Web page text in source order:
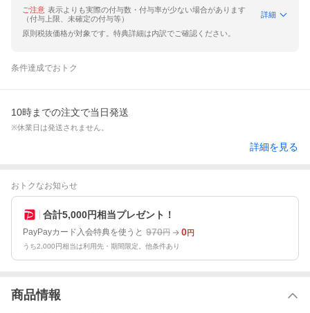
ご注意 表示よりも実際の付与数・付与率が少ない場合があります
（付与上限、未確定の付与等）
詳細
原則税抜価格が対象です。特典詳細は内訳でご確認ください。
条件達成でおトク
10時までの注文で当日発送
※休業日は発送されません。
詳細を見る
おトクなお知らせ
合計5,000円相当プレゼント！
PayPayカード入会特典を使うと 970円 0円
うち2,000円相当は利用先・期間限定。他条件あり
商品情報